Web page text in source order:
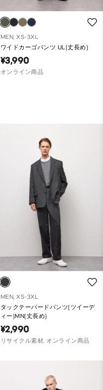
MEN, XS-3XL
ワイドカーゴパンツ UL(丈長め)
¥3,990
オンライン商品
MEN, XS-3XL
タックテーパードパンツ(ツイーデ
ィー)MN(丈長め)
¥2,990
リサイクル素材, オンライン商品